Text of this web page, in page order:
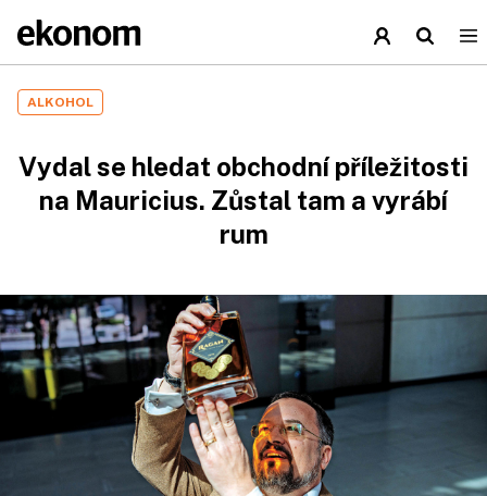
ALKOHOL
Vydal se hledat obchodní příležitosti
na Mauricius. Zůstal tam a vyrábí
rum